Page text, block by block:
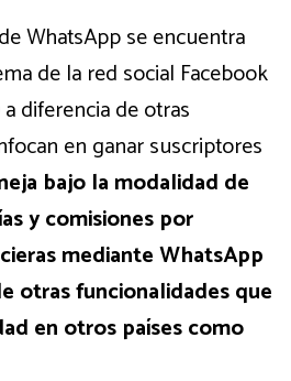
WhatsApp se encuentra
de la red social Facebook
diferencia de otras
en ganar suscriptores
bajo la modalidad de
y comisiones por
mediante WhatsApp
otras funcionalidades que
en otros países como